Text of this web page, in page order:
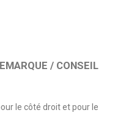
/ CONSEIL
le côté droit et pour le